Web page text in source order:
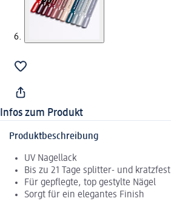
Infos zum Produkt
Produktbeschreibung
UV Nagellack
Bis zu 21 Tage splitter- und kratzfest
Für gepflegte, top gestylte Nägel
Sorgt für ein elegantes Finish